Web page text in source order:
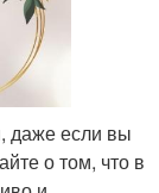
даже если вы
о том, что в